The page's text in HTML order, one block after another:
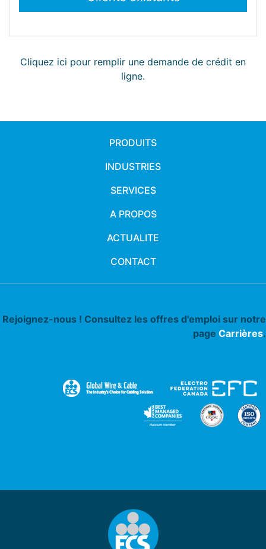
Cliquez ici pour remplir une demande de crédit en
ligne.
PRODUITS
INDUSTRIES
SERVICES
A PROPOS
ACTUALITE
CONTACT
Rejoignez-nous ! Consultez les offres d'emploi sur notre
page Carrières.